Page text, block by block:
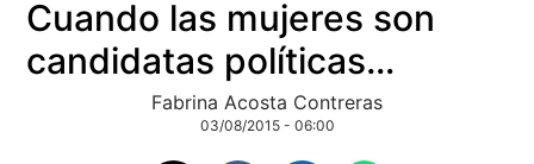
Cuando las mujeres son
candidatas políticas…
Fabrina Acosta Contreras
03/08/2015 - 06:00